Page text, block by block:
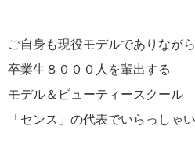
ご自身も現役モデルでありながら
卒業生８０００人を輩出する
モデル＆ビューティースクール
「センス」の代表でいらっしゃい